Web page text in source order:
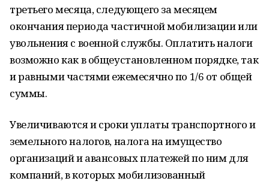
третьего месяца, следующего за месяцем
окончания периода частичной мобилизации или
увольнения с военной службы. Оплатить налоги
возможно как в общеустановленном порядке, так
и равными частями ежемесячно по 1/6 от общей
суммы.
Увеличиваются и сроки уплаты транспортного и
земельного налогов, налога на имущество
организаций и авансовых платежей по ним для
компаний, в которых мобилизованный